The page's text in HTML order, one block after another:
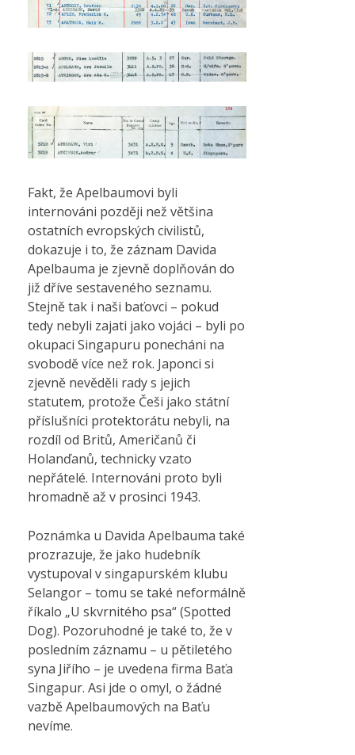
Fakt, že Apelbaumovi byli
internováni později než většina
ostatních evropských civilistů,
dokazuje i to, že záznam Davida
Apelbauma je zjevně doplňován do
již dříve sestaveného seznamu.
Stejně tak i naši baťovci – pokud
tedy nebyli zajati jako vojáci – byli po
okupaci Singapuru ponecháni na
svobodě více než rok. Japonci si
zjevně nevěděli rady s jejich
statutem, protože Češi jako státní
příslušníci protektorátu nebyli, na
rozdíl od Britů, Američanů či
Holanďanů, technicky vzato
nepřátelé. Internováni proto byli
hromadně až v prosinci 1943.
Poznámka u Davida Apelbauma také
prozrazuje, že jako hudebník
vystupoval v singapurském klubu
Selangor – tomu se také neformálně
říkalo „U skvrnitého psa“ (Spotted
Dog). Pozoruhodné je také to, že v
posledním záznamu – u pětiletého
syna Jiřího – je uvedena firma Baťa
Singapur. Asi jde o omyl, o žádné
vazbě Apelbaumových na Baťu
nevíme.